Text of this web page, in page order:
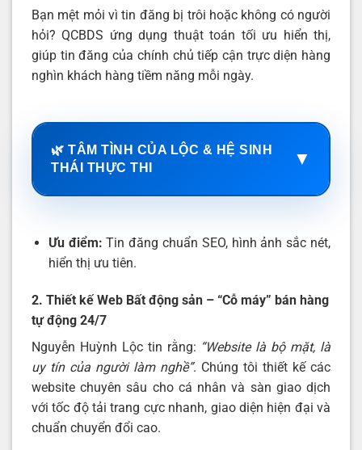
Bạn mệt mỏi vì tin đăng bị trôi hoặc không có người
hỏi? QCBDS ứng dụng thuật toán tối ưu hiển thị,
giúp tin đăng của chính chủ tiếp cận trực diện hàng
nghìn khách hàng tiềm năng mỗi ngày.
🌿 TÂM TÌNH CỦA LỘC & HỆ SINH
THÁI THỰC THI
▼
Ưu điểm: Tin đăng chuẩn SEO, hình ảnh sắc nét,
hiển thị ưu tiên.
2. Thiết kế Web Bất động sản – “Cỗ máy” bán hàng
tự động 24/7
Nguyễn Huỳnh Lộc tin rằng: “Website là bộ mặt, là
uy tín của người làm nghề”. Chúng tôi thiết kế các
website chuyên sâu cho cá nhân và sàn giao dịch
với tốc độ tải trang cực nhanh, giao diện hiện đại và
chuẩn chuyển đổi cao.